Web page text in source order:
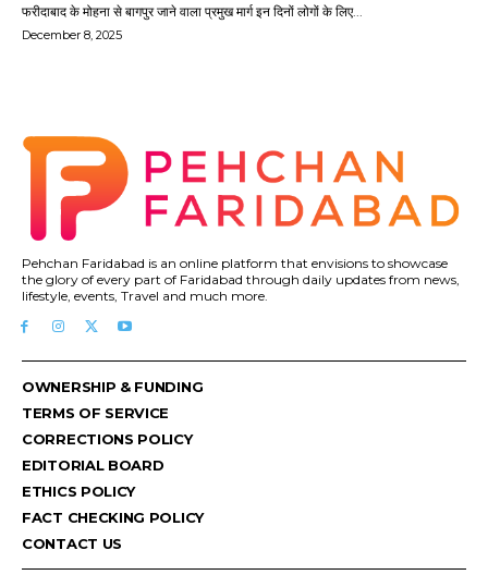
फरीदाबाद के मोहना से बागपुर जाने वाला प्रमुख मार्ग इन दिनों लोगों के लिए...
December 8, 2025
Pehchan Faridabad is an online platform that envisions to showcase
the glory of every part of Faridabad through daily updates from news,
lifestyle, events, Travel and much more.
OWNERSHIP & FUNDING
TERMS OF SERVICE
CORRECTIONS POLICY
EDITORIAL BOARD
ETHICS POLICY
FACT CHECKING POLICY
CONTACT US